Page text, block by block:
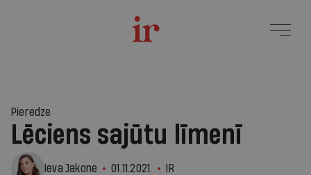
Pieredze
Lēciens sajūtu līmenī
Ieva Jakone 01.11.2021. IR